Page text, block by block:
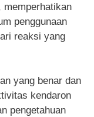
memperhatikan
penggunaan
reaksi yang
yang benar dan
kendaron
pengetahuan